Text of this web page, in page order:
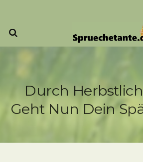
Durch
Geht Nun Dein